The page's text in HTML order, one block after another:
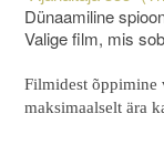
Dünaamiline
Valige film, mis
Filmidest õppimine
maksimaalselt ära